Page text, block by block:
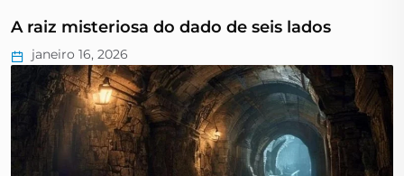
A raiz misteriosa do dado de seis lados
janeiro 16, 2026